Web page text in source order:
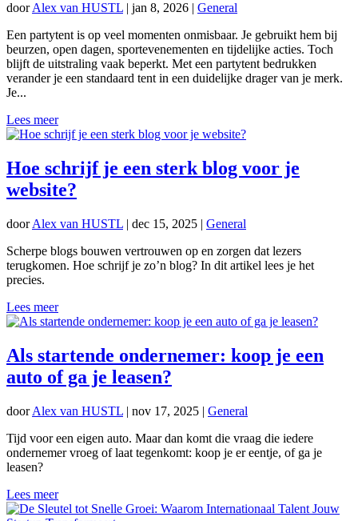
doorAlex van HUSTL | jan 8, 2026 | General
Een partytent is op veel momenten onmisbaar. Je gebruikt hem bij
beurzen, open dagen, sportevenementen en tijdelijke acties. Toch
blijft de uitstraling vaak beperkt. Met een partytent bedrukken
verander je een standaard tent in een duidelijke drager van je merk.
Je...
Lees meer
Hoe schrijf je een sterk blog voor je
website?
doorAlex van HUSTL | dec 15, 2025 | General
Scherpe blogs bouwen vertrouwen op en zorgen dat lezers
terugkomen. Hoe schrijf je zo’n blog? In dit artikel lees je het
precies.
Lees meer
Als startende ondernemer: koop je een
auto of ga je leasen?
doorAlex van HUSTL | nov 17, 2025 | General
Tijd voor een eigen auto. Maar dan komt die vraag die iedere
ondernemer vroeg of laat tegenkomt: koop je er eentje, of ga je
leasen?
Lees meer